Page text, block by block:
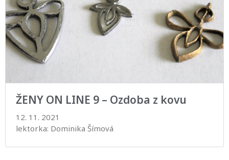
ŽENY ON LINE 9 – Ozdoba z kovu
12. 11. 2021
lektorka: Dominika Šímová